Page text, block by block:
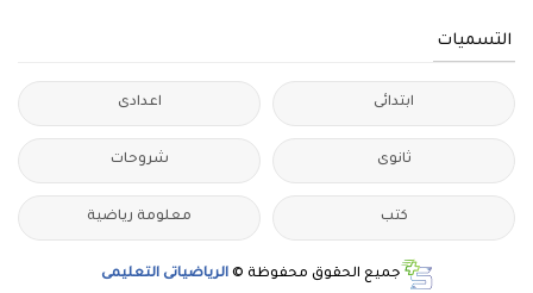
التسميات
ابتدائى اعدادى
ثانوى شروحات
كتب معلومة رياضية
جميع الحقوق محفوظة © الرياضياتى التعليمى